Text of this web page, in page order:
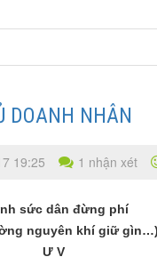
DOANH NHÂN
19:25 1 nhận xét
sức dân đừng phí
nguyên khí giữ gìn…)
Ư V